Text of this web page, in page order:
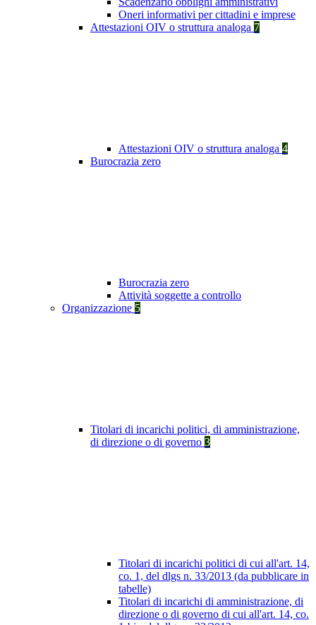
Oneri informativi per cittadini e imprese
Attestazioni OIV o struttura analoga 7
Attestazioni OIV o struttura analoga 4
Burocrazia zero
Burocrazia zero
Attività soggette a controllo
Organizzazione 5
Titolari di incarichi politici, di amministrazione,
di direzione o di governo 3
Titolari di incarichi politici di cui all'art. 14,
co. 1, del dlgs n. 33/2013 (da pubblicare in
tabelle)
Titolari di incarichi di amministrazione, di
direzione o di governo di cui all'art. 14, co.